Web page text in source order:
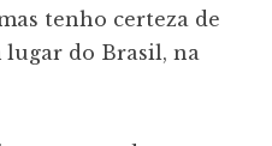
tenho certeza de
lugar do Brasil, na